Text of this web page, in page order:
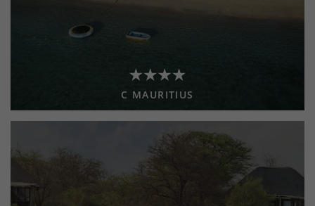
C MAURITIUS